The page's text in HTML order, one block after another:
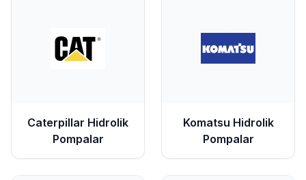
Caterpillar Hidrolik
Pompalar
Komatsu Hidrolik
Pompalar